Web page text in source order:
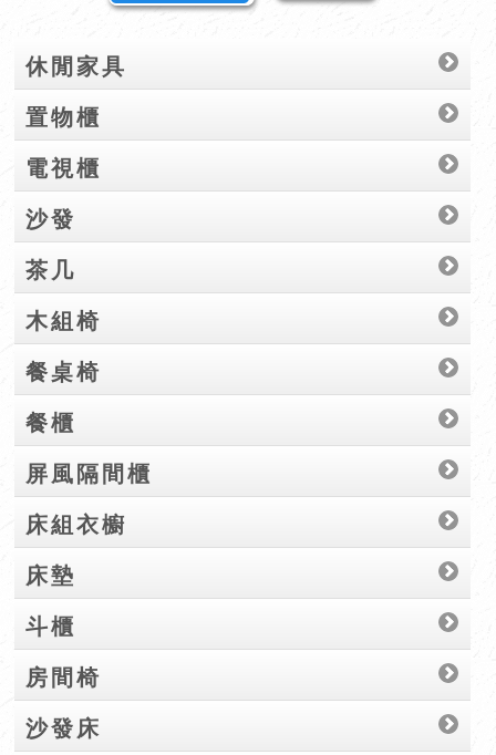
休閒家具
置物櫃
電視櫃
沙發
茶几
木組椅
餐桌椅
餐櫃
屏風隔間櫃
床組衣櫥
床墊
斗櫃
房間椅
沙發床